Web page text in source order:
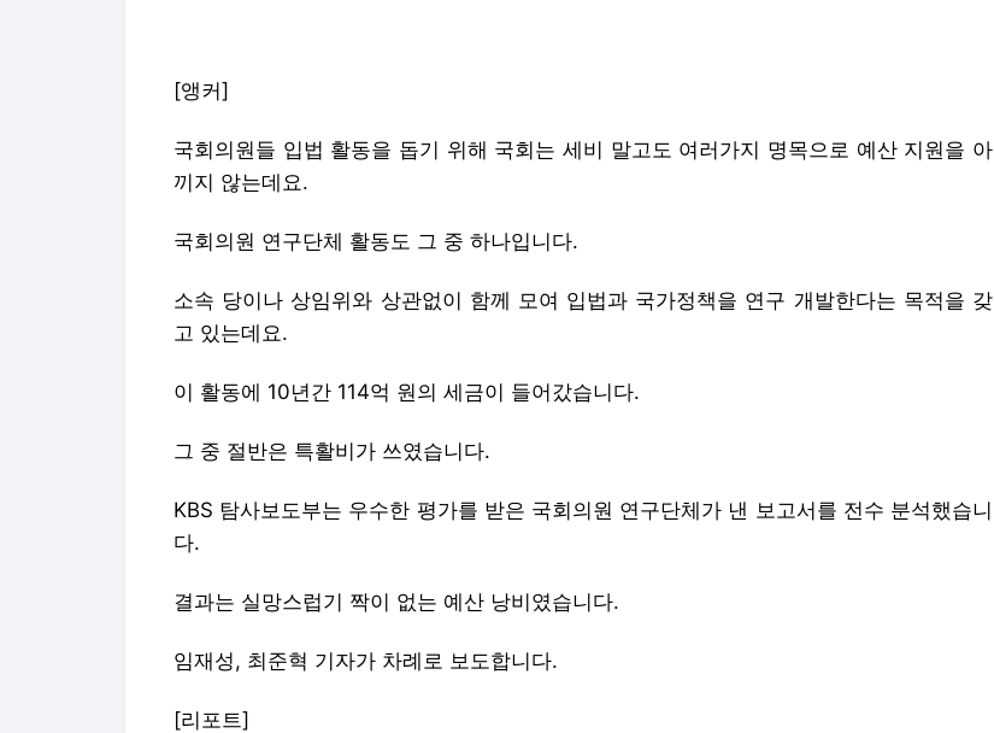
[앵커]
국회의원들 입법 활동을 돕기 위해 국회는 세비 말고도 여러가지 명목으로 예산 지원을 아
끼지 않는데요.
국회의원 연구단체 활동도 그 중 하나입니다.
소속 당이나 상임위와 상관없이 함께 모여 입법과 국가정책을 연구 개발한다는 목적을 갖
고 있는데요.
이 활동에 10년간 114억 원의 세금이 들어갔습니다.
그 중 절반은 특활비가 쓰였습니다.
KBS 탐사보도부는 우수한 평가를 받은 국회의원 연구단체가 낸 보고서를 전수 분석했습니
다.
결과는 실망스럽기 짝이 없는 예산 낭비였습니다.
임재성, 최준혁 기자가 차례로 보도합니다.
[리포트]